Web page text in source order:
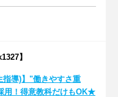
】
指導)】"働きやすさ重
用！得意教科だけもOK★